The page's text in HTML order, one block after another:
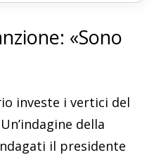
«Sono
investe i vertici del
della
il presidente